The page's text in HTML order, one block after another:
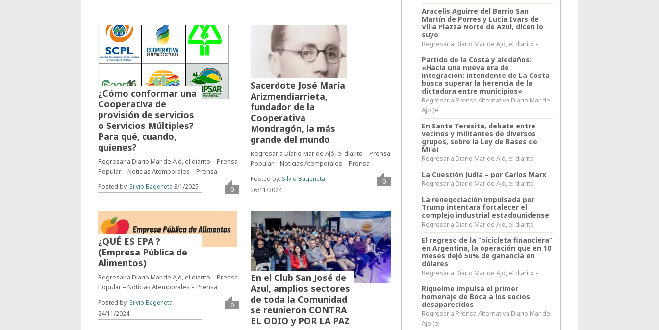
¿Cómo conformar una
Cooperativa de
provisión de servicios
o Servicios Múltiples?
Para qué, cuando,
quienes?
Regresar a Diario Mar de Ajó, el diarito – Prensa
Popular – Noticias Atemporales – Prensa
Posted by: Silvio Bageneta 3/1/2025 0
Sacerdote José María
Arizmendiarrieta,
fundador de la
Cooperativa
Mondragón, la más
grande del mundo
Regresar a Diario Mar de Ajó, el diarito – Prensa
Popular – Noticias Atemporales – Prensa
Posted by: Silvio Bageneta
26/11/2024
0
¿QUÉ ES EPA ?
(Empresa Pública de
Alimentos)
Regresar a Diario Mar de Ajó, el diarito – Prensa
Popular – Noticias Atemporales – Prensa
Posted by: Silvio Bageneta
24/11/2024
0
En el Club San José de
Azul, amplios sectores
de toda la Comunidad
se reunieron CONTRA
EL ODIO y POR LA PAZ
Aracelis Aguirre del Barrio San
Martín de Porres y Lucia Ivars de
Villa Piazza Norte de Azul, dicen lo
suyo
Regresar a Diario Mar de Ajó, el diarito –
Partido de la Costa y aledaños:
«Hacia una nueva era de
integración: intendente de La Costa
busca superar la herencia de la
dictadura entre municipios»
Regresar a Prensa Alternativa Diario Mar de
Ajo (el
En Santa Teresita, debate entre
vecinos y militantes de diversos
grupos, sobre la Ley de Bases de
Milei
Regresar a Diario Mar de Ajó, el diarito –
La Cuestión Judía – por Carlos Marx
Regresar a Diario Mar de Ajó, el diarito –
La renegociación impulsada por
Trump intentara fortalecer el
complejo industrial estadounidense
Regresar a Diario Mar de Ajó, el diarito –
El regreso de la “bicicleta financiera”
en Argentina, la operación que en 10
meses dejó 50% de ganancia en
dólares
Regresar a Diario Mar de Ajó, el diarito –
Riquelme impulsa el primer
homenaje de Boca a los socios
desaparecidos
Regresar a Prensa Alternativa Diario Mar de
Ajo (el